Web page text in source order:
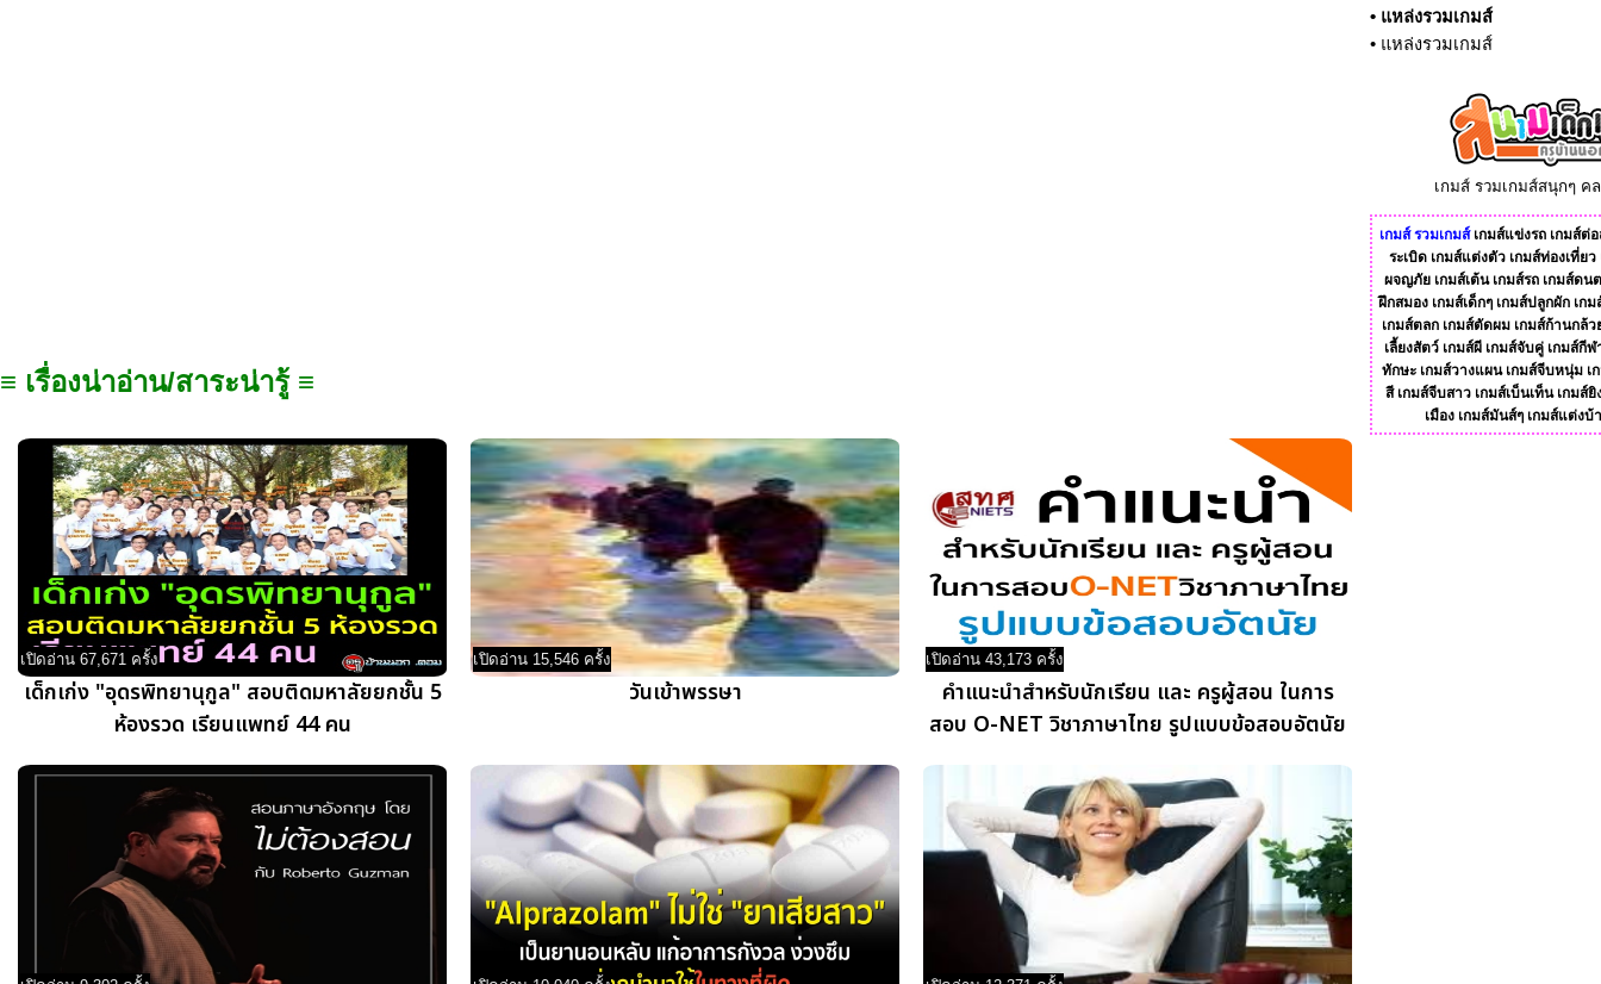
≡ เรื่องน่าอ่าน/สาระน่ารู้ ≡
เปิดอ่าน 67,671 ครั้ง
เด็กเก่ง "อุดรพิทยานุกูล" สอบติดมหาลัยยกชั้น 5
ห้องรวด เรียนแพทย์ 44 คน
เปิดอ่าน 15,546 ครั้ง
วันเข้าพรรษา
เปิดอ่าน 43,173 ครั้ง
คำแนะนำสำหรับนักเรียน และ ครูผู้สอน ในการ
สอบ O-NET วิชาภาษาไทย รูปแบบข้อสอบอัตนัย
• แหล่งรวมเกมส์
• แหล่งรวมเกมส์
เกมส์ รวมเกมส์สนุกๆ ค
เกมส์ รวมเกมส์ เกมส์แข่งรถ เกมส์ต่อ
ระเบิด เกมส์แต่งตัว เกมส์ท่องเที่ยว
ผจญภัย เกมส์เต้น เกมส์รถ เกมส์ดน
ฝึกสมอง เกมส์เด็กๆ เกมส์ปลูกผัก เก
เกมส์ตลก เกมส์ตัดผม เกมส์ก้านกล้ว
เลี้ยงสัตว์ เกมส์ผี เกมส์จับคู่ เกมส์กีฬ
ทักษะ เกมส์วางแผน เกมส์จีบหนุ่ม เ
สี เกมส์จีบสาว เกมส์เบ็นเท็น เกมส์ยิ
เมือง เกมส์มันส์ๆ เกมส์แต่งบ้